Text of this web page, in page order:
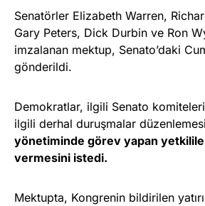
Senatörler Elizabeth Warren,
Gary Peters, Dick Durbin ve Ron
imzalanan mektup, Senato’daki
gönderildi.
Demokratlar, ilgili Senato
ilgili derhal duruşmalar
yönetiminde görev yapan
vermesini istedi.
Mektupta, Kongrenin bildirilen